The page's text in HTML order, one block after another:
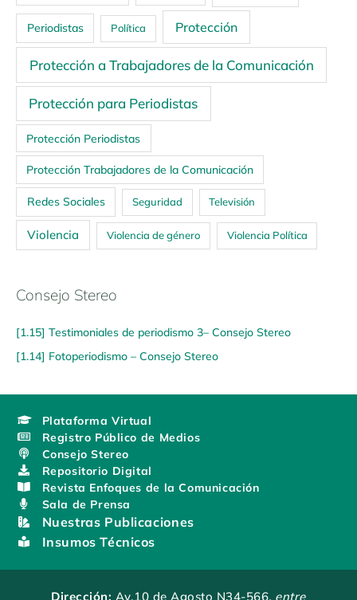
Periodistas Política Protección
Protección a Trabajadores de la Comunicación
Protección para Periodistas
Protección Periodistas
Protección Trabajadores de la Comunicación
Redes Sociales Seguridad Televisión
Violencia Violencia de género Violencia Política
Consejo Stereo
[1.15] Testimoniales de periodismo 3– Consejo Stereo
[1.14] Fotoperiodismo – Consejo Stereo
Plataforma Virtual
Registro Público de Medios
Consejo Stereo
Repositorio Digital
Revista Enfoques de la Comunicación
Sala de Prensa
Nuestras Publicaciones
Insumos Técnicos
Dirección: Av.10 de Agosto N34-566, entre